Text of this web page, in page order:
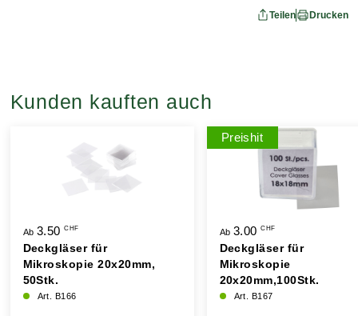
Teilen Drucken
Kunden kauften auch
Ab 3.50CHF
Deckgläser für
Mikroskopie 20x20mm,
50Stk.
Art. B166
Preishit
Ab 3.00CHF
Deckgläser für
Mikroskopie
20x20mm,100Stk.
Art. B167